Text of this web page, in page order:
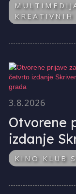
3.8.2026
Otvorene
izdanje
KINO KLUB